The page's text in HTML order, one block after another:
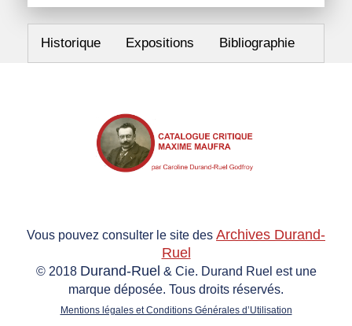
Historique Expositions Bibliographie
Vous pouvez consulter le site des Archives Durand-
Ruel
© 2018 Durand-Ruel & Cie. Durand Ruel est une
marque déposée. Tous droits réservés.
Mentions légales et Conditions Générales d’Utilisation